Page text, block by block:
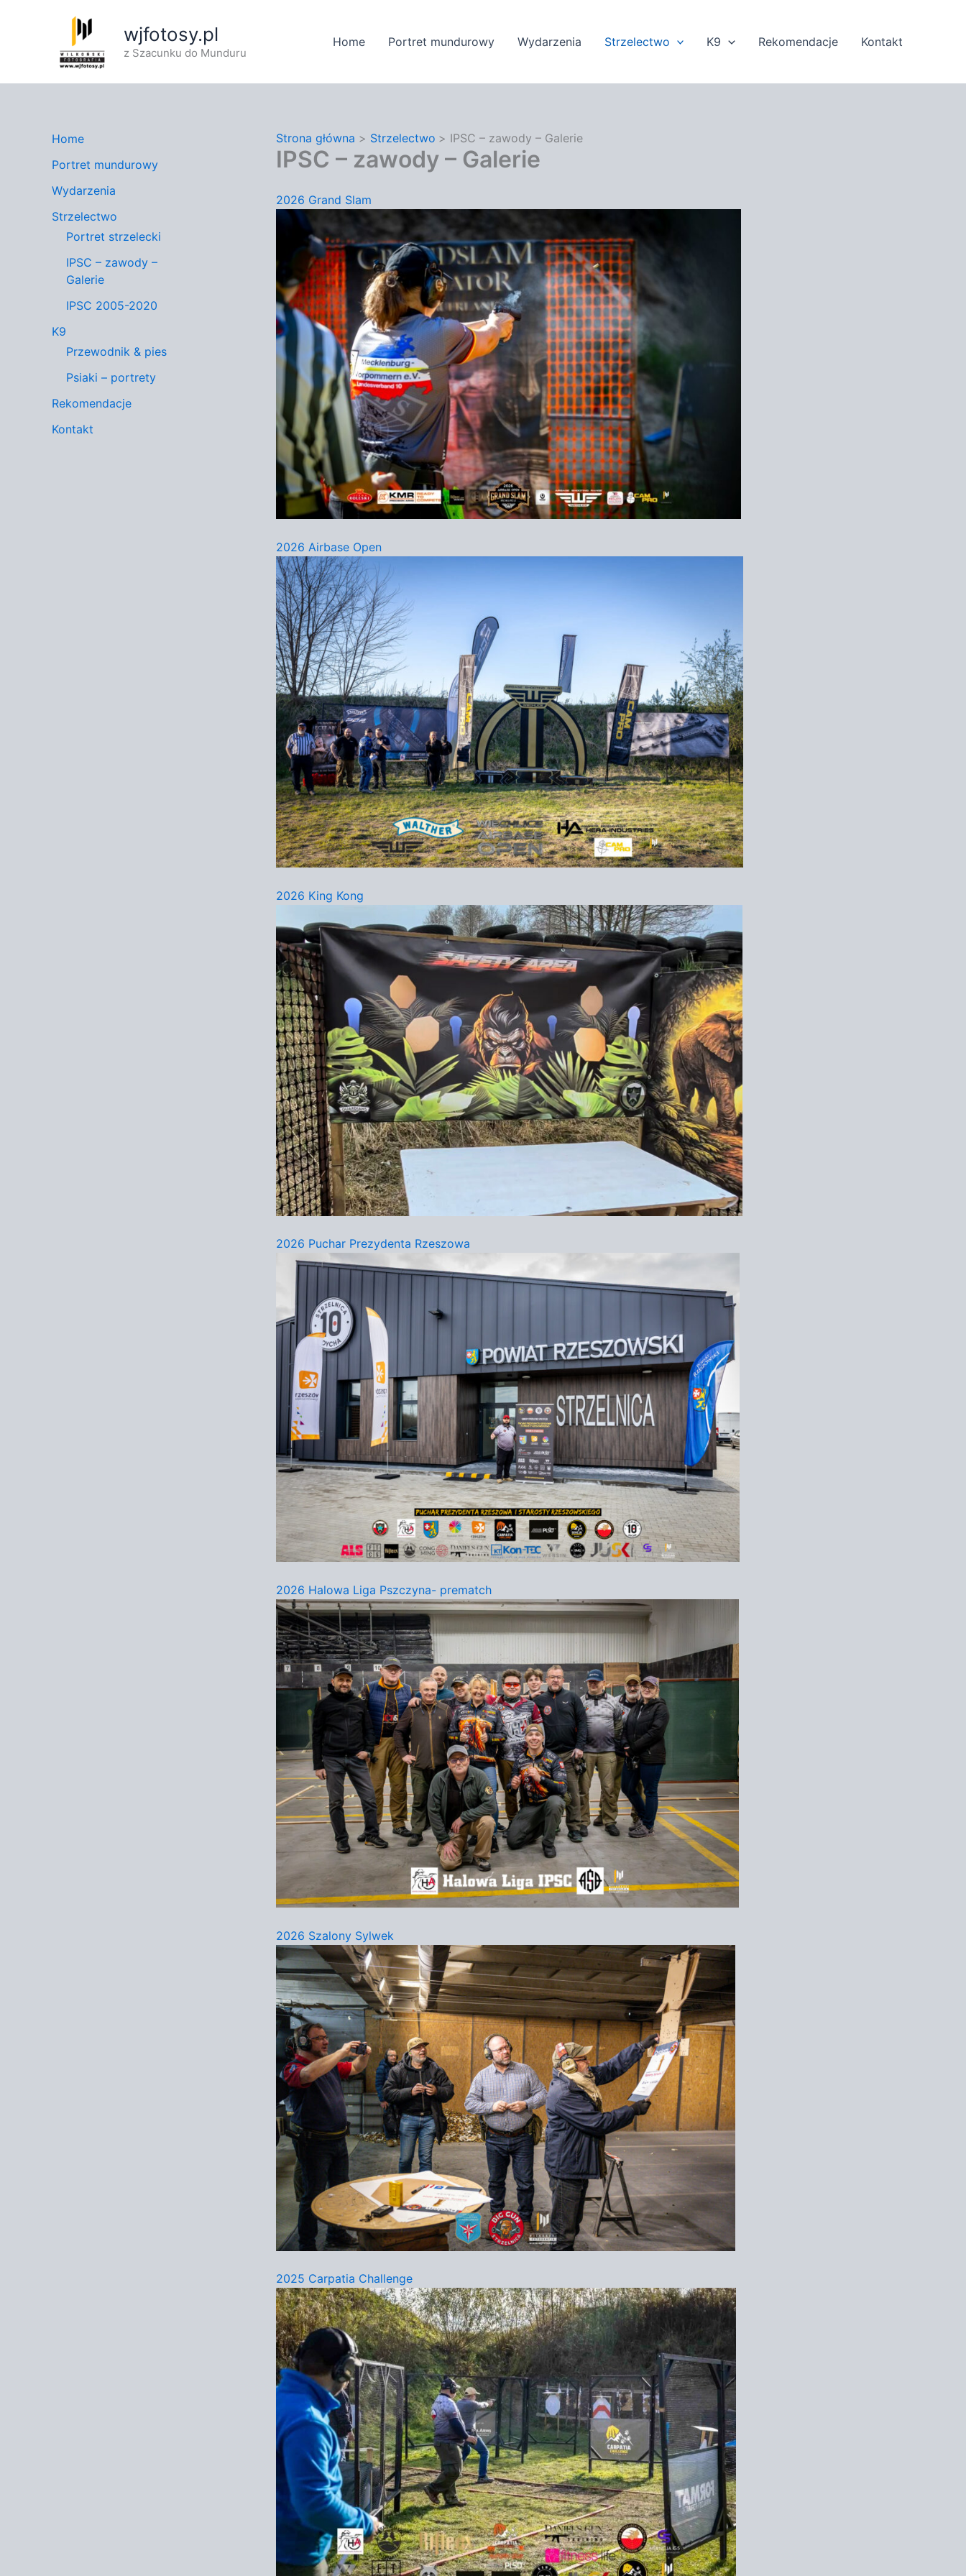
wjfotosy.pl
z Szacunku do Munduru
Home Portret mundurowy Wydarzenia Strzelectwo K9 Rekomendacje Kontakt
Home
Portret mundurowy
Wydarzenia
Strzelectwo
Portret strzelecki
IPSC – zawody –
Galerie
IPSC 2005-2020
K9
Przewodnik & pies
Psiaki – portrety
Rekomendacje
Kontakt
Strona główna Strzelectwo IPSC – zawody – Galerie
IPSC – zawody – Galerie
2026 Grand Slam
2026 Airbase Open
2026 King Kong
2026 Puchar Prezydenta Rzeszowa
2026 Halowa Liga Pszczyna- prematch
2026 Szalony Sylwek
2025 Carpatia Challenge